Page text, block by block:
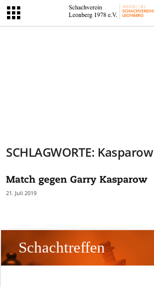
SCHLAGWORTE: Kasparow
Match gegen Garry Kasparow
21. Juli 2019
Schachtreffen